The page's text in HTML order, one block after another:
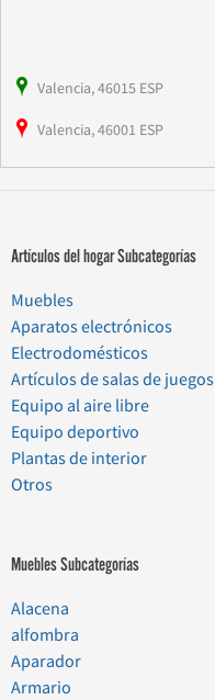
Valencia, 46015 ESP
Valencia, 46001 ESP
Artículos del hogar Subcategorías
Muebles
Aparatos electrónicos
Electrodomésticos
Artículos de salas de juegos
Equipo al aire libre
Equipo deportivo
Plantas de interior
Otros
Muebles Subcategorías
Alacena
alfombra
Aparador
Armario